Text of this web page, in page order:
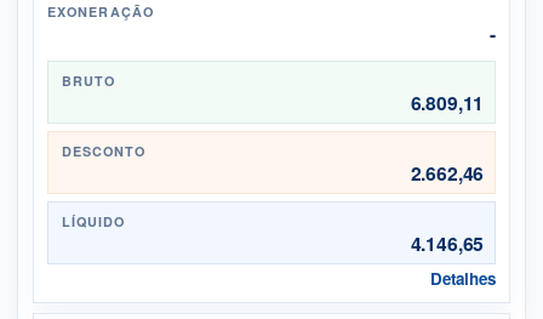
EXONERAÇÃO
-
BRUTO
6.809,11
DESCONTO
2.662,46
LÍQUIDO
4.146,65
Detalhes